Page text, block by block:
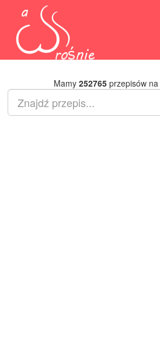
Mamy 252765przepisów na